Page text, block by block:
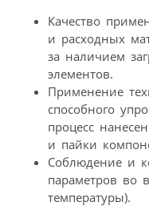
Качество
и расходных
за наличием
элементов.
Применение
способного
процесс
и пайки
Соблюдение и
параметров во
температуры).